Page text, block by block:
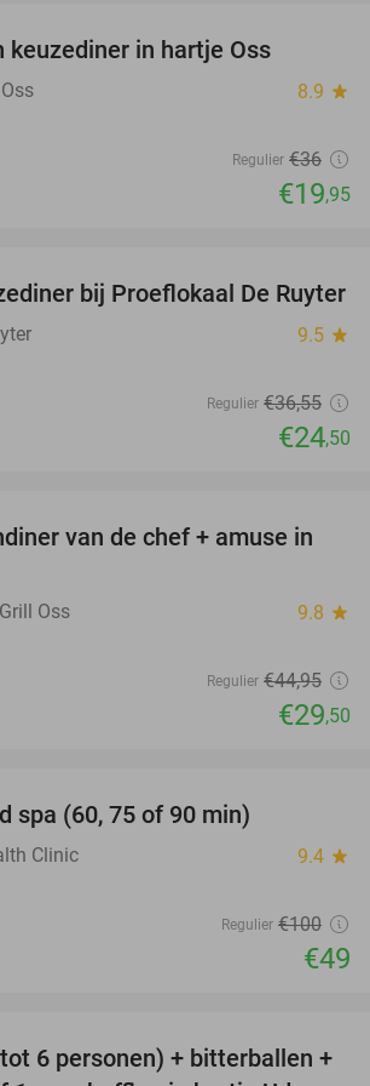
keuzediner in hartje Oss
8.9 star
Regulier €36
€19,95
33%
bij Proeflokaal De Ruyter
9.5 star
Regulier €36,55
€24,50
34%
van de chef + amuse in
Oss 9.8 star
Regulier €44,95
€29,50
spa (60, 75 of 90 min)
Clinic 9.4 star
Regulier €100
€49
55%
6 personen) + bitterballen +